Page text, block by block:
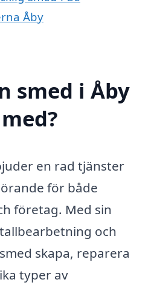
Åby
smed i Åby
en rad tjänster
för både
företag. Med sin
och
skapa, reparera
typer av